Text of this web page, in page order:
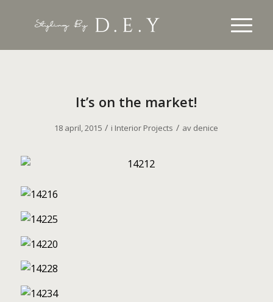
It’s on the market!
18 april, 2015 / i Interior Projects / av denice